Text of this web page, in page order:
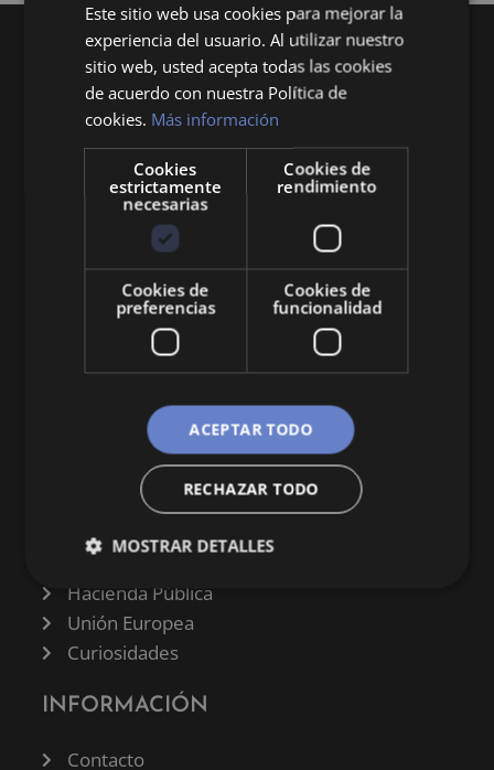
Queremos mantenerte al día en temas de
economía, finanzas, negocios, derecho, historia
y curiosidades sobre todo lo relacionado con la
economía y empresa.
CATEGORÍAS
Negocios
Derecho
Historia
Hacienda Pública
Unión Europea
Curiosidades
INFORMACIÓN
Contacto
Este sitio web usa cookies para mejorar la
experiencia del usuario. Al utilizar nuestro
sitio web, usted acepta todas las cookies
de acuerdo con nuestra Política de
cookies. Más información
Cookies
estrictamente
necesarias
Cookies de
rendimiento
Cookies de
preferencias
Cookies de
funcionalidad
ACEPTAR TODO
RECHAZAR TODO
MOSTRAR DETALLES